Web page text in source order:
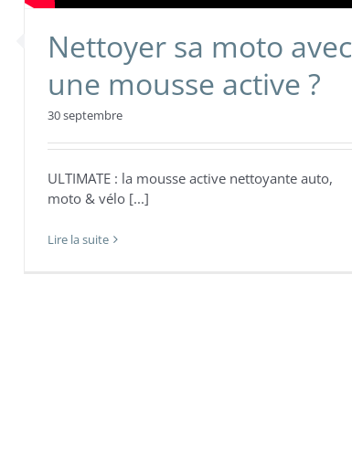
Nettoyer sa moto avec
une mousse active ?
30 septembre
ULTIMATE : la mousse active nettoyante auto,
moto & vélo [...]
Lire la suite